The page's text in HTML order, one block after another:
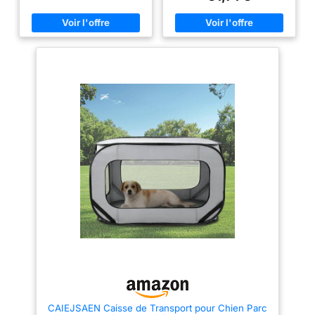
[Facile à assembler,
facile à déplacer]
Aucun outil n'est
fixer les verrous. La
cage est pliable.
poignées sur le
dessus, elle est facile
à transportée partout
[Facile à nettoyer,
esprit tranquille]
Cette cage pour
animaux est équipée
d'un plateau en
Donnez à votre chien
un endroit privé et
plateau solide et poignée
supérieure inclus Mécanismes
de verrouillage manuel fiables
amovible pour un nettoyage
facile Dimensions du produit :
91,4 x 58,4 x 63,5 cm ( L x l x
H)
et confortable pour votre chien
[Doubles portes et verrous,
double sécurité] Les deux
portes permettent à votre animal
taille] Cette cage de 122 x 74.5
x 80,5 cm convient aux chiens
de 42 à 50 kg. Races
recommandées : Berger
allemand, Malamute d'Alaska,
Golden Retriever, etc. Veuillez
lire nos conseils de mesure
dans les précautions pour
choisir la bonne taille [Facile à
assembler, facile à déplacer]
Aucun outil n'est nécessaire, il
suffit de fixer les verrous. La
cage est pliable. Grâce aux 2
poignées sur le dessus, elle est
facile à transportée partout
ce qui la rend facile à être
un endroit privé et propre, il
CAIEJSAEN Caisse de Transport pour Chien Parc